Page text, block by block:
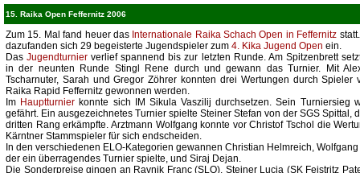
15. Raika Open Feffernitz 2006
Zum 15. Mal fand heuer das Internationale Raika Schach Open in Feffernitz
dazufanden sich 29 begeisterte Jugendspieler zum 4. Kika Jugend Open ein.
DasJugendturnier verlief spannend bis zur letzten Runde. Am Spitzenbrett
in der neunten Runde Stingl Rene durch und gewann das Turnier. Mit
Tscharnuter, Sarah und Gregor Zöhrer konnten drei Wertungen durch Spieler
Raika Rapid Feffernitz gewonnen werden.
Im Hauptturnier konnte sich IM Sikula Vaszilij durchsetzen. Sein Turniersieg
gefährt. Ein ausgezeichnetes Turnier spielte Steiner Stefan von der SGS Spittal,
dritten Rang erkämpfte. Arztmann Wolfgang konnte vor Christof Tschol die
Kärntner Stammspieler für sich endscheiden.
In den verschiedenen ELO-Kategorien gewannen Christian Helmreich, Wolfgang
der ein überragendes Turnier spielte, und Siraj Dejan.
Die Sonderpreise gingen an Ravnik Franc (SLO), Steiner Lucia (SK Feistritz